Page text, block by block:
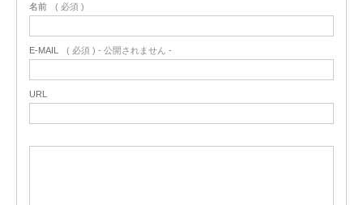
名前 ( 必須 )
E-MAIL ( 必須 ) - 公開されません -
URL